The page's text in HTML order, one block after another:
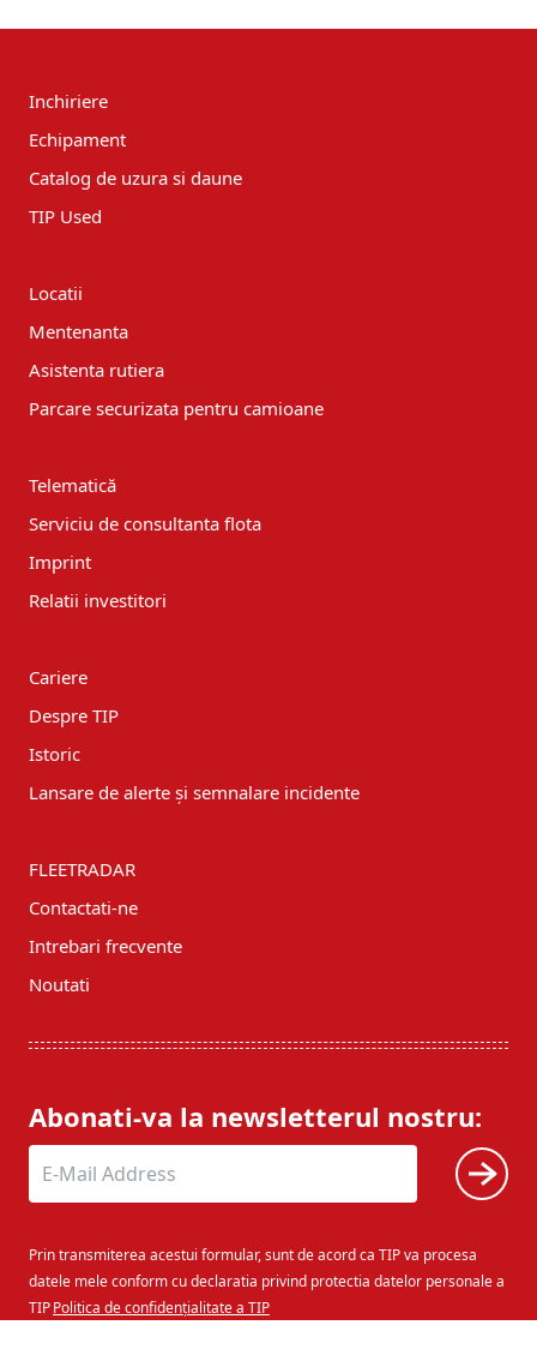
Inchiriere
Echipament
Catalog de uzura si daune
TIP Used
Locatii
Mentenanta
Asistenta rutiera
Parcare securizata pentru camioane
Telematică
Serviciu de consultanta flota
Imprint
Relatii investitori
Cariere
Despre TIP
Istoric
Lansare de alerte și semnalare incidente
FLEETRADAR
Contactati-ne
Intrebari frecvente
Noutati
Abonati-va la newsletterul nostru:
Prin transmiterea acestui formular, sunt de acord ca TIP va procesa
datele mele conform cu declaratia privind protectia datelor personale a
TIPPolitica de confidențialitate a TIP